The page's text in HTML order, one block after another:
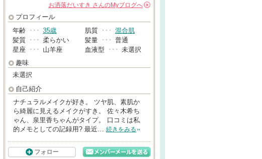
お洒落だいすき さんのMyブログへ
プロフィール
年齢 ･･･ 35歳 肌質 ･･･ 混合肌
髪質 ･･･ 柔らかい 髪量 ･･･ 普通
星座 ･･･ 山羊座 血液型 ･･･ 未選択
趣味
未選択
自己紹介
ナチュラルメイクが好き。 ツヤ肌、素肌か
ら綺麗に見えるメイクがすき。 佐々木希ち
ゃん、泉里香ちゃんがタイプ。 口コミは私
的メモとしての記録用? 最近… 続きをみる
フォロー